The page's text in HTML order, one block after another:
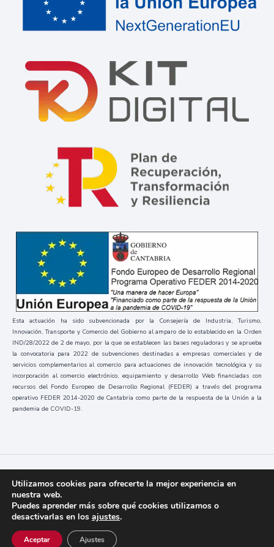
Esta actuación ha sido subvencionada por la Consejería de Industria, Turismo,
Innovación, Transporte y Comercio del Gobierno al amparo de lo establecido en la Orden
IND/28/2022 de 2 de mayo, por la que se establecen las bases reguladoras y se aprueba
la convocatoria para 2022 de subvenciones destinadas a empresas comerciales y de
servicios complementarios al comercio para actuaciones de innovación tecnológica y su
incorporación al comercio electrónico, equipamiento y desarrollo Web financiadas con
recursos del Fondo Europeo de Desarrollo Regional (FEDER) a través del programa
operativo FEDER 2014-2020 de Cantabria como parte de la respuesta de la Unión a la
pandemia de COVID-19.
Códice 2023 / Todos los derechos reservados
Aviso Legal y Política de Privacidad
Utilizamos cookies para ofrecerte la mejor experiencia en
nuestra web.
Puedes aprender más sobre qué cookies utilizamos o
desactivarlas en los ajustes.
Aceptar Ajustes